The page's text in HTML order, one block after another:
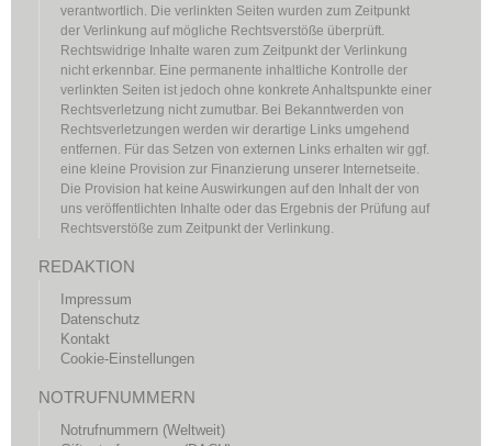
verantwortlich. Die verlinkten Seiten wurden zum Zeitpunkt
der Verlinkung auf mögliche Rechtsverstöße überprüft.
Rechtswidrige Inhalte waren zum Zeitpunkt der Verlinkung
nicht erkennbar. Eine permanente inhaltliche Kontrolle der
verlinkten Seiten ist jedoch ohne konkrete Anhaltspunkte einer
Rechtsverletzung nicht zumutbar. Bei Bekanntwerden von
Rechtsverletzungen werden wir derartige Links umgehend
entfernen. Für das Setzen von externen Links erhalten wir ggf.
eine kleine Provision zur Finanzierung unserer Internetseite.
Die Provision hat keine Auswirkungen auf den Inhalt der von
uns veröffentlichten Inhalte oder das Ergebnis der Prüfung auf
Rechtsverstöße zum Zeitpunkt der Verlinkung.
REDAKTION
Impressum
Datenschutz
Kontakt
Cookie-Einstellungen
NOTRUFNUMMERN
Notrufnummern (Weltweit)